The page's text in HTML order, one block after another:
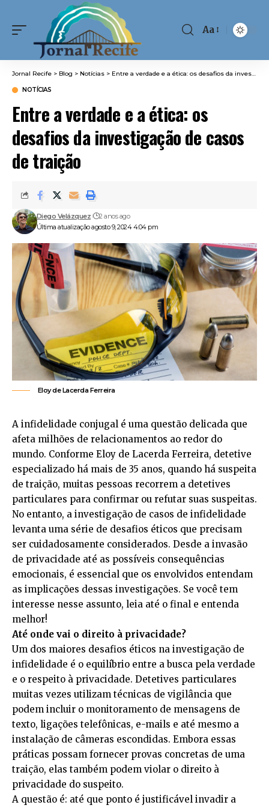
Font
Aa
Jornal Recife > Blog > Notícias > Entre a verdade e a ética: os desafios da investigação de casos de traição
NOTÍCIAS
Entre a verdade e a ética: os
desafios da investigação de casos
de traição
Última atualização agosto 9, 2024 4:04 pm
Diego Velázquez 2 anos ago
Eloy de Lacerda Ferreira
A infidelidade conjugal é uma questão delicada que
afeta milhões de relacionamentos ao redor do
mundo. Conforme Eloy de Lacerda Ferreira, detetive
especializado há mais de 35 anos, quando há suspeita
de traição, muitas pessoas recorrem a detetives
particulares para confirmar ou refutar suas suspeitas.
No entanto, a investigação de casos de infidelidade
levanta uma série de desafios éticos que precisam
ser cuidadosamente considerados. Desde a invasão
de privacidade até as possíveis consequências
emocionais, é essencial que os envolvidos entendam
as implicações dessas investigações. Se você tem
interesse nesse assunto, leia até o final e entenda
melhor!
Até onde vai o direito à privacidade?
Um dos maiores desafios éticos na investigação de
infidelidade é o equilíbrio entre a busca pela verdade
e o respeito à privacidade. Detetives particulares
muitas vezes utilizam técnicas de vigilância que
podem incluir o monitoramento de mensagens de
texto, ligações telefônicas, e-mails e até mesmo a
instalação de câmeras escondidas. Embora essas
práticas possam fornecer provas concretas de uma
traição, elas também podem violar o direito à
privacidade do suspeito.
A questão é: até que ponto é justificável invadir a